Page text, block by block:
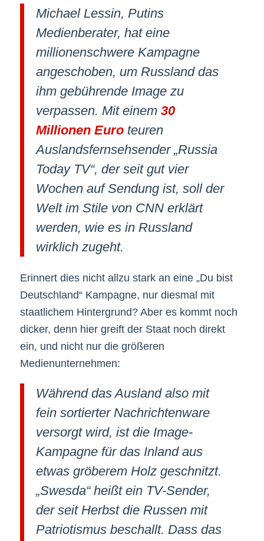
Michael Lessin, Putins
Medienberater, hat eine
millionenschwere Kampagne
angeschoben, um Russland das
ihm gebührende Image zu
verpassen. Mit einem 30
Millionen Euroteuren
Auslandsfernsehsender „Russia
Today TV“, der seit gut vier
Wochen auf Sendung ist, soll der
Welt im Stile von CNN erklärt
werden, wie es in Russland
wirklich zugeht.
Erinnert dies nicht allzu stark an eine „Du bist
Deutschland“ Kampagne, nur diesmal mit
staatlichem Hintergrund? Aber es kommt noch
dicker, denn hier greift der Staat noch direkt
ein, und nicht nur die größeren
Medienunternehmen:
Während das Ausland also mit
fein sortierter Nachrichtenware
versorgt wird, ist die Image-
Kampagne für das Inland aus
etwas gröberem Holz geschnitzt.
„Swesda“ heißt ein TV-Sender,
der seit Herbst die Russen mit
Patriotismus beschallt. Dass das